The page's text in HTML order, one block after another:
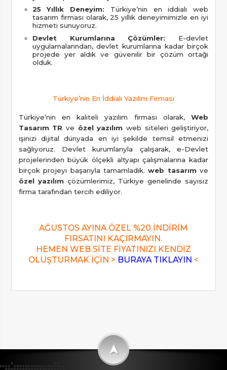
25 Yıllık Deneyim: Türkiye’nin en iddialı web
tasarım firması olarak, 25 yıllık deneyimimizle en iyi
hizmeti sunuyoruz.
Devlet Kurumlarına Çözümler: E-devlet
uygulamalarından, devlet kurumlarına kadar birçok
projede yer aldık ve güvenilir bir çözüm ortağı
olduk.
Türkiye’nin En İddialı Yazılım Firması
Türkiye’nin en kaliteli yazılım firması olarak,Web
Tasarım TR ve özel yazılım web siteleri geliştiriyor,
işinizi dijital dünyada en iyi şekilde temsil etmenizi
sağlıyoruz. Devlet kurumlarıyla çalışarak, e-Devlet
projelerinden büyük ölçekli altyapı çalışmalarına kadar
birçok projeyi başarıyla tamamladık.web tasarımve
özel yazılımçözümlerimiz, Türkiye genelinde sayısız
firma tarafından tercih ediliyor.
AĞUSTOS AYINA ÖZEL %20 İNDİRİM
FIRSATINI KAÇIRMAYIN.
HEMEN WEB SİTE FİYATINIZI KENDİZ
OLUŞTURMAK İÇİN > BURAYA TIKLAYIN <
➤